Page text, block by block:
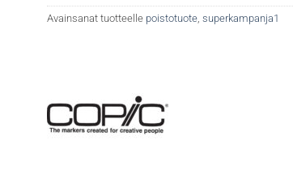
Avainsanat tuotteelle poistotuote, superkampanja1